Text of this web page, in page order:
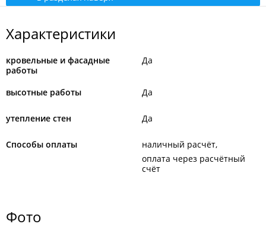
сегодня закрыто
Характеристики
кровельные и фасадные
работы
Да
высотные работы Да
утепление стен Да
Способы оплаты
наличный расчёт
оплата через расчётный
счёт
Фото